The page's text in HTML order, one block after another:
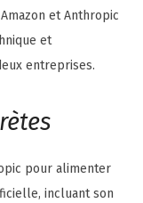
et Anthropic
et
entreprises.
pour alimenter
incluant son